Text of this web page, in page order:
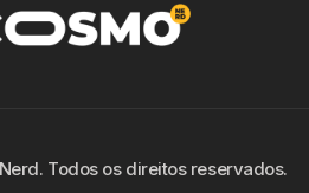
Todos os direitos reservados.